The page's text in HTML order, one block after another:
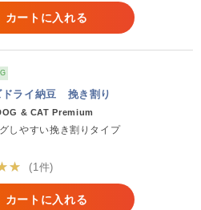
カートに入れる
ドライ納豆 挽き割り
& CAT Premium
しやすい挽き割りタイプ
(1件)
カートに入れる